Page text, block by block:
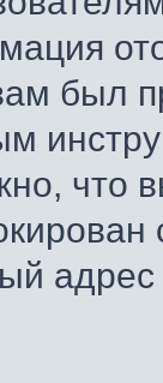
был
что
адрес